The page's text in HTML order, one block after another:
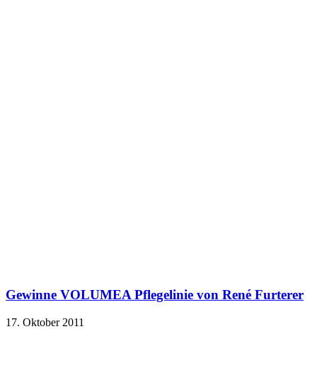
Gewinne VOLUMEA Pflegelinie von René Furterer
17. Oktober 2011